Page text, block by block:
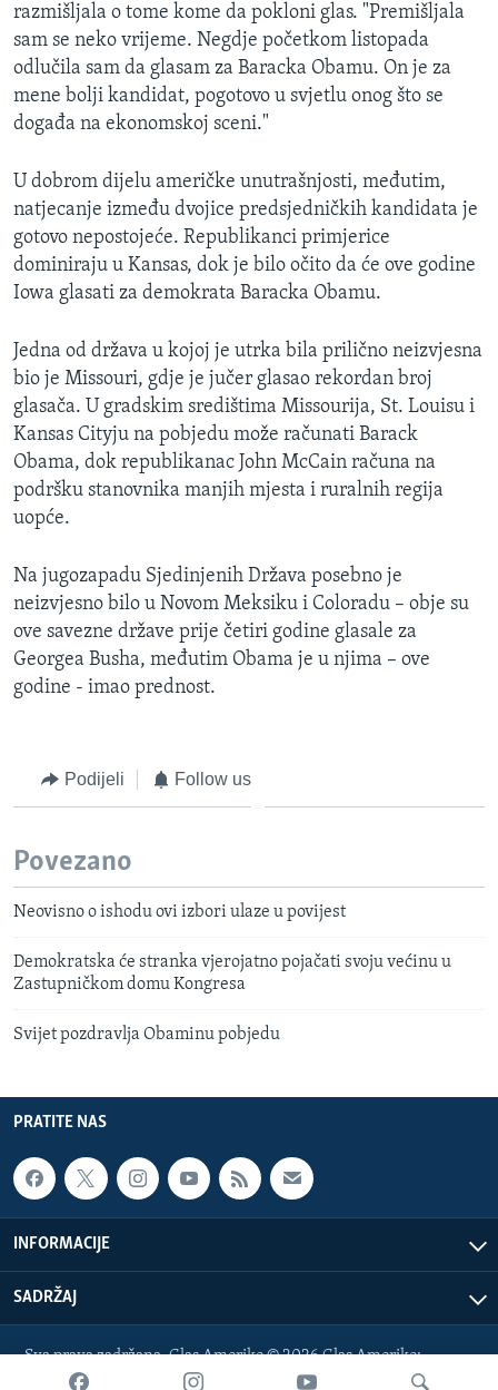
razmišljala o tome kome da pokloni glas. "Premišljala
sam se neko vrijeme. Negdje početkom listopada
odlučila sam da glasam za Baracka Obamu. On je za
mene bolji kandidat, pogotovo u svjetlu onog što se
događa na ekonomskoj sceni."
U dobrom dijelu američke unutrašnjosti, međutim,
natjecanje između dvojice predsjedničkih kandidata je
gotovo nepostojeće. Republikanci primjerice
dominiraju u Kansas, dok je bilo očito da će ove godine
Iowa glasati za demokrata Baracka Obamu.
Jedna od država u kojoj je utrka bila prilično neizvjesna
bio je Missouri, gdje je jučer glasao rekordan broj
glasača. U gradskim središtima Missourija, St. Louisu i
Kansas Cityju na pobjedu može računati Barack
Obama, dok republikanac John McCain računa na
podršku stanovnika manjih mjesta i ruralnih regija
uopće.
Na jugozapadu Sjedinjenih Država posebno je
neizvjesno bilo u Novom Meksiku i Coloradu – obje su
ove savezne države prije četiri godine glasale za
Georgea Busha, međutim Obama je u njima – ove
godine - imao prednost.
Podijeli Follow us
Povezano
Neovisno o ishodu ovi izbori ulaze u povijest
Demokratska će stranka vjerojatno pojačati svoju većinu u
Zastupničkom domu Kongresa
Svijet pozdravlja Obaminu pobjedu
PRATITE NAS
INFORMACIJE
SADRŽAJ
Sva prava zadržana. Glas Amerike © 2026 Glas Amerike:
bosnian-service@voanews.com